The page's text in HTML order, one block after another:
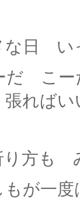
な日 い
だ こ
張ればい
方も
が一度